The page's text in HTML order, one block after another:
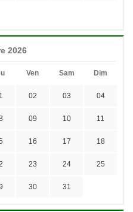
2026
Ven Sam Dim
02 03 04
09 10 11
16 17 18
23 24 25
30 31